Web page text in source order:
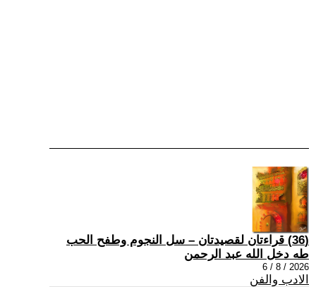
(36) قراءتان لقصيدتان – سل النجوم وطفح الحب
طه دخل الله عبد الرحمن
2026 / 8 / 6
الادب والفن